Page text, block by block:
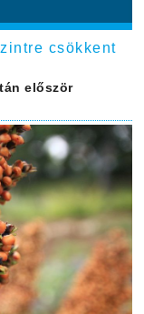
csökkent
először